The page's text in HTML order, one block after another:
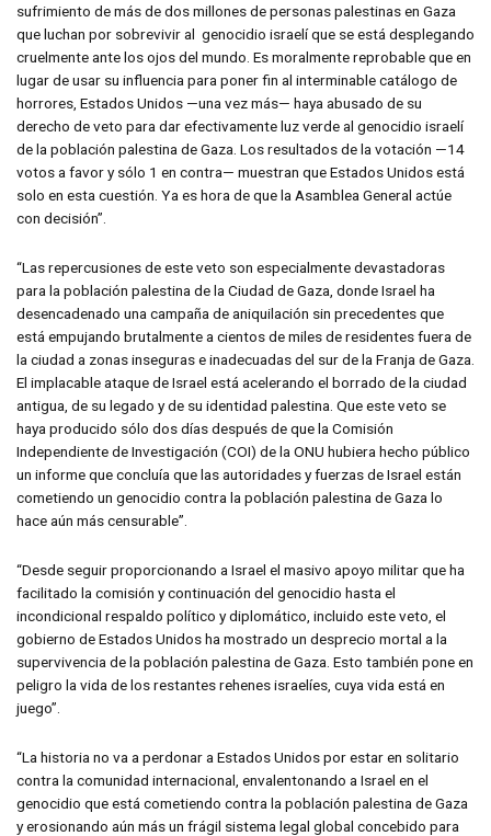
sufrimiento de más de dos millones de personas palestinas en Gaza
que luchan por sobrevivir al genocidio israelí que se está desplegando
cruelmente ante los ojos del mundo. Es moralmente reprobable que en
lugar de usar su influencia para poner fin al interminable catálogo de
horrores, Estados Unidos —una vez más— haya abusado de su
derecho de veto para dar efectivamente luz verde al genocidio israelí
de la población palestina de Gaza. Los resultados de la votación —14
votos a favor y sólo 1 en contra— muestran que Estados Unidos está
solo en esta cuestión. Ya es hora de que la Asamblea General actúe
con decisión”.
“Las repercusiones de este veto son especialmente devastadoras
para la población palestina de la Ciudad de Gaza, donde Israel ha
desencadenado una campaña de aniquilación sin precedentes que
está empujando brutalmente a cientos de miles de residentes fuera de
la ciudad a zonas inseguras e inadecuadas del sur de la Franja de Gaza.
El implacable ataque de Israel está acelerando el borrado de la ciudad
antigua, de su legado y de su identidad palestina. Que este veto se
haya producido sólo dos días después de que la Comisión
Independiente de Investigación (COI) de la ONU hubiera hecho público
un informe que concluía que las autoridades y fuerzas de Israel están
cometiendo un genocidio contra la población palestina de Gaza lo
hace aún más censurable”.
“Desde seguir proporcionando a Israel el masivo apoyo militar que ha
facilitado la comisión y continuación del genocidio hasta el
incondicional respaldo político y diplomático, incluido este veto, el
gobierno de Estados Unidos ha mostrado un desprecio mortal a la
supervivencia de la población palestina de Gaza. Esto también pone en
peligro la vida de los restantes rehenes israelíes, cuya vida está en
juego”.
“La historia no va a perdonar a Estados Unidos por estar en solitario
contra la comunidad internacional, envalentonando a Israel en el
genocidio que está cometiendo contra la población palestina de Gaza
y erosionando aún más un frágil sistema legal global concebido para